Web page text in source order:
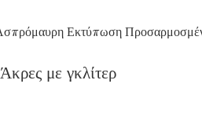
Άκρες με γκλίτερ